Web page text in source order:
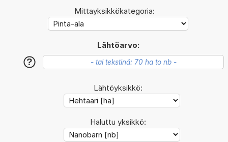
Mittayksikkökategoria:
Lähtöarvo:
?
Lähtöyksikkö:
Haluttu yksikkö: